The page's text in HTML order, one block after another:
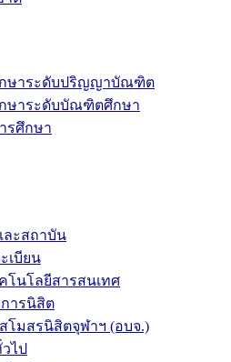
กษาระดับปริญญาบัณฑิต
ษาระดับบัณฑิตศึกษา
รศึกษา
ะสถาบัน
เบียน
โนโลยีสารสนเทศ
ารนิสิต
โมสรนิสิตจุฬาฯ (อบจ.)
ไป